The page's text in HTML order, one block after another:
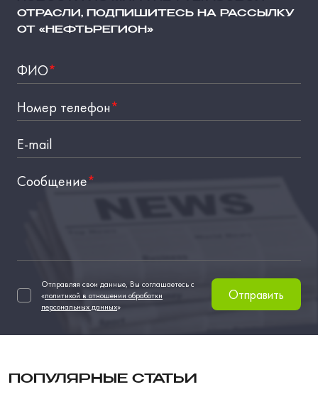
ОТРАСЛИ, ПОДПИШИТЕСЬ НА РАССЫЛКУ
ОТ «НЕФТЬРЕГИОН»
ФИО*
Номер телефон*
E-mail
Сообщение*
Отправляя свои данные, Вы соглашаетесь с
«политикой в отношении обработки
персональных данных»
Отправить
ПОПУЛЯРНЫЕ СТАТЬИ